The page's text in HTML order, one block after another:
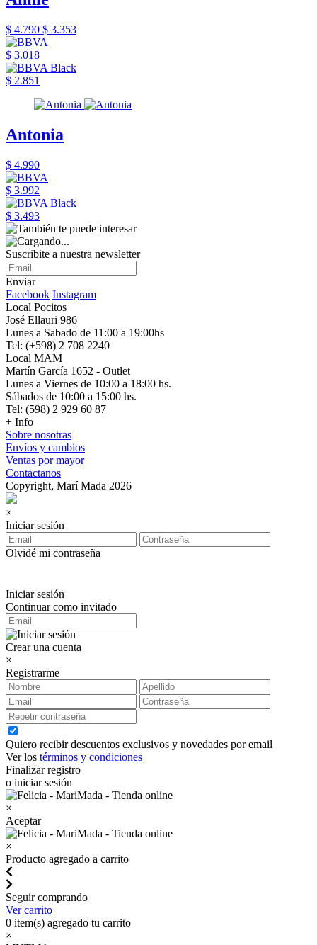
$ 4.790 $ 3.353
$ 3.018
$ 2.851
Antonia
$ 4.990
$ 3.992
$ 3.493
Suscribite a nuestra newsletter
Enviar
Facebook Instagram
Local Pocitos
José Ellauri 986
Lunes a Sabado de 11:00 a 19:00hs
Tel: (+598) 2 708 2240
Local MAM
Martín García 1652 - Outlet
Lunes a Viernes de 10:00 a 18:00 hs.
Sábados de 10:00 a 15:00 hs.
Tel: (598) 2 929 60 87
+ Info
Sobre nosotras
Envíos y cambios
Ventas por mayor
Contactanos
Copyright, Marí Mada 2026
×
Iniciar sesión
Olvidé mi contraseña
Iniciar sesión
Continuar como invitado
Crear una cuenta
×
Registrarme
Quiero recibir descuentos exclusivos y novedades por email
Ver los términos y condiciones
Finalizar registro
o iniciar sesión
×
Aceptar
×
Producto agregado a carrito
Seguir comprando
Ver carrito
0 item(s) agregado tu carrito
×